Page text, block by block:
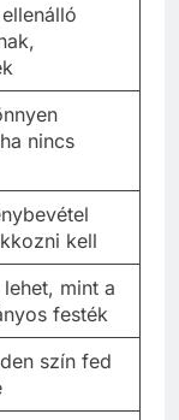
nincs
kell
mint a
festék
szín fed